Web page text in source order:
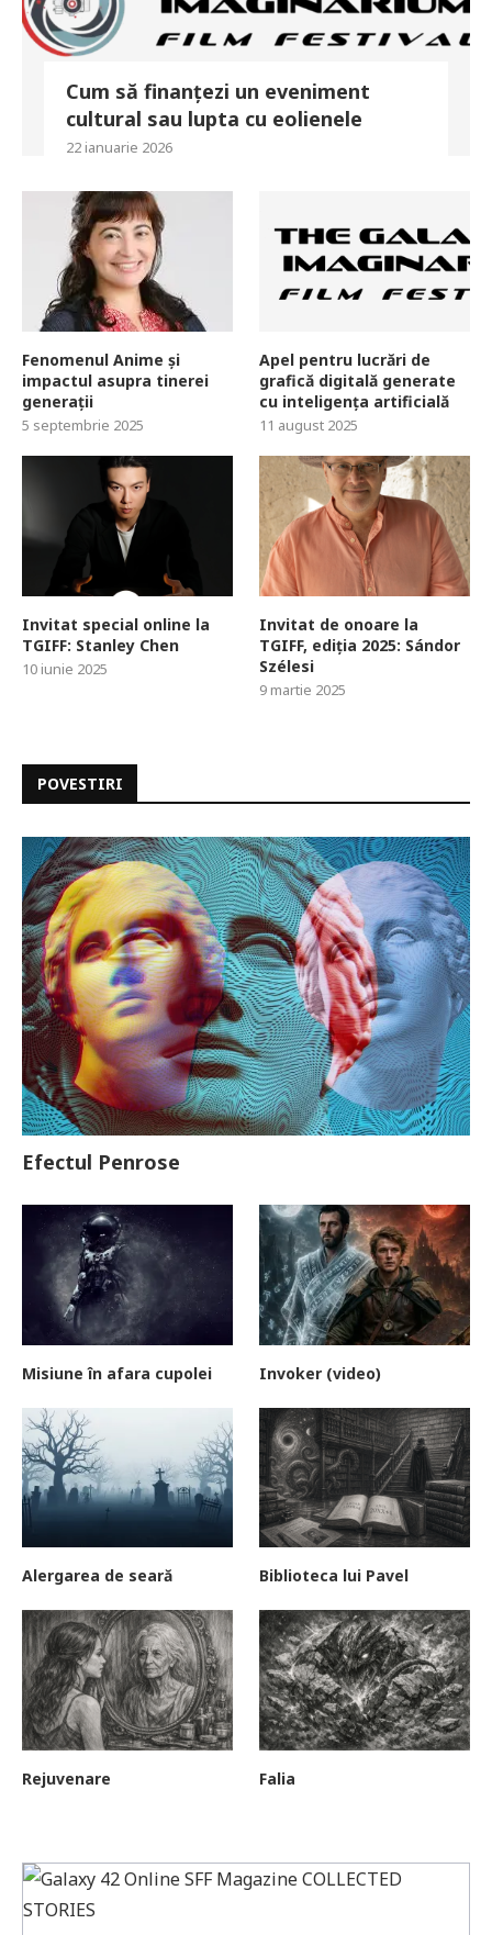
Cum să finanțezi un eveniment
cultural sau lupta cu eolienele
22 ianuarie 2026
Fenomenul Anime și
impactul asupra tinerei
generații
5 septembrie 2025
Apel pentru lucrări de
grafică digitală generate
cu inteligența artificială
11 august 2025
Invitat special online la
TGIFF: Stanley Chen
10 iunie 2025
Invitat de onoare la
TGIFF, ediția 2025: Sándor
Szélesi
9 martie 2025
POVESTIRI
Efectul Penrose
Misiune în afara cupolei Invoker (video)
Alergarea de seară Biblioteca lui Pavel
Rejuvenare Falia